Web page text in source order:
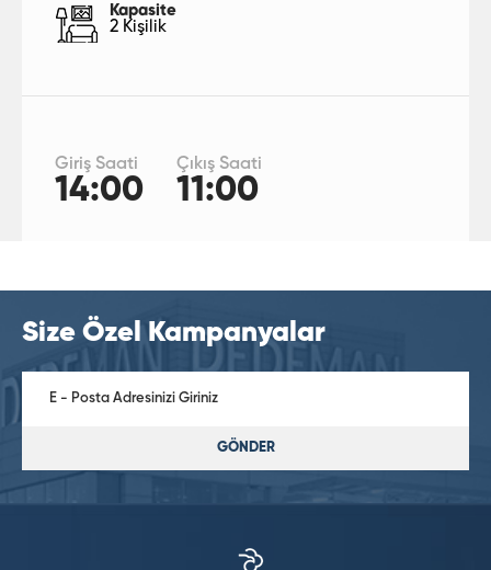
Kapasite
2 Kişilik
Giriş Saati
14:00
Çıkış Saati
11:00
Size Özel Kampanyalar
GÖNDER